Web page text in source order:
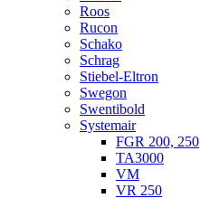
Roos
Rucon
Schako
Schrag
Stiebel-Eltron
Swegon
Swentibold
Systemair
FGR 200, 250
TA3000
VM
VR 250